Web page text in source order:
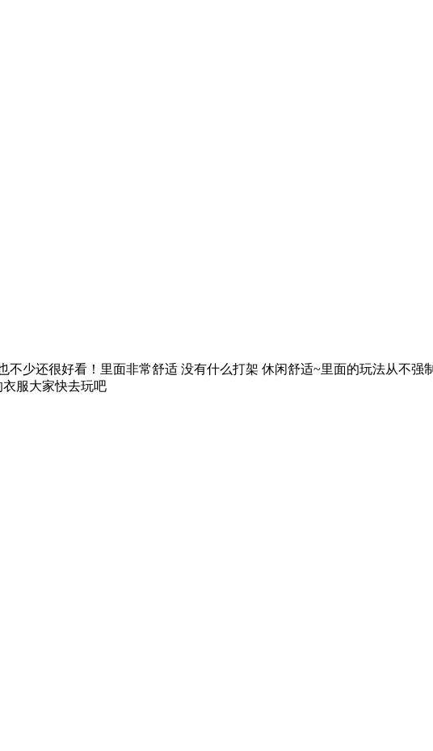
不少还很好看！里面非常舒适 没有什么打架 休闲舒适~里面的玩法从不
服大家快去玩吧